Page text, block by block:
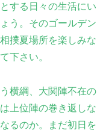
する日々の生活にい
う。そのゴールデン
撲夏場所を楽しみな
下さい。
横綱、大関陣不在の
上位陣の巻き返しな
るのか。まだ初日を